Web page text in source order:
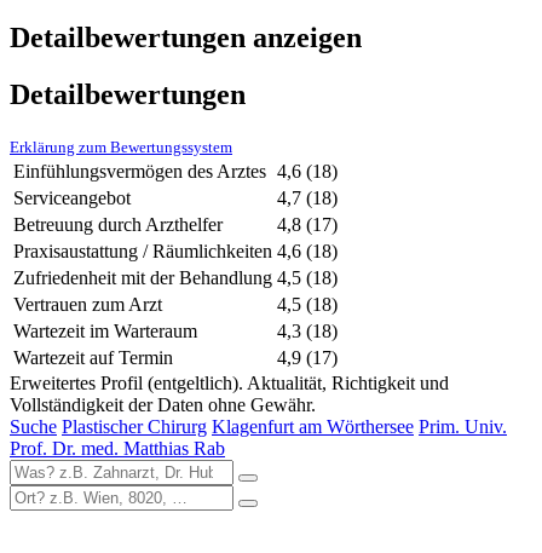
Detailbewertungen anzeigen
Detailbewertungen
Erklärung zum Bewertungssystem
Einfühlungsvermögen des Arztes 4,6 (18)
Serviceangebot
4,7 (18)
Betreuung durch Arzthelfer
4,8 (17)
Praxisaustattung / Räumlichkeiten 4,6 (18)
Zufriedenheit mit der Behandlung 4,5 (18)
Vertrauen zum Arzt
4,5 (18)
Wartezeit im Warteraum
4,3 (18)
Wartezeit auf Termin
4,9 (17)
Erweitertes Profil (entgeltlich). Aktualität, Richtigkeit und
Vollständigkeit der Daten ohne Gewähr.
Suche Plastischer Chirurg Klagenfurt am Wörthersee Prim. Univ.
Prof. Dr. med. Matthias Rab